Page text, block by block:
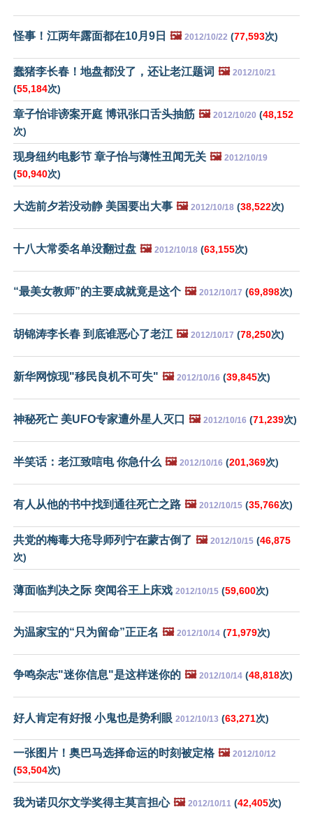
怪事！江两年露面都在10月9日 🖼️ 2012/10/22 (77,593次)
蠢猪李长春！地盘都没了，还让老江题词 🖼️ 2012/10/21
(55,184次)
章子怡诽谤案开庭 博讯张口舌头抽筋 🖼️ 2012/10/20 (48,152
次)
现身纽约电影节 章子怡与薄性丑闻无关 🖼️ 2012/10/19
(50,940次)
大选前夕若没动静 美国要出大事 🖼️ 2012/10/18 (38,522次)
十八大常委名单没翻过盘 🖼️ 2012/10/18 (63,155次)
“最美女教师”的主要成就竟是这个 🖼️ 2012/10/17 (69,898次)
胡锦涛李长春 到底谁恶心了老江 🖼️ 2012/10/17 (78,250次)
新华网惊现"移民良机不可失" 🖼️ 2012/10/16 (39,845次)
神秘死亡 美UFO专家遭外星人灭口 🖼️ 2012/10/16 (71,239次)
半笑话：老江致唁电 你急什么 🖼️ 2012/10/16 (201,369次)
有人从他的书中找到通往死亡之路 🖼️ 2012/10/15 (35,766次)
共党的梅毒大疮导师列宁在蒙古倒了 🖼️ 2012/10/15 (46,875
次)
薄面临判决之际 突闻谷王上床戏 2012/10/15 (59,600次)
为温家宝的“只为留命”正正名 🖼️ 2012/10/14 (71,979次)
争鸣杂志"迷你信息"是这样迷你的 🖼️ 2012/10/14 (48,818次)
好人肯定有好报 小鬼也是势利眼 2012/10/13 (63,271次)
一张图片！奥巴马选择命运的时刻被定格 🖼️ 2012/10/12
(53,504次)
我为诺贝尔文学奖得主莫言担心 🖼️ 2012/10/11 (42,405次)